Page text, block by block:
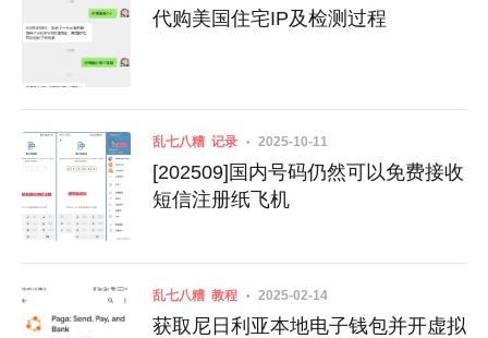
代购美国住宅IP及检测过程
乱七八糟 记录 2025-10-11
[202509]国内号码仍然可以免费接收
短信注册纸飞机
乱七八糟 教程 2025-02-14
获取尼日利亚本地电子钱包并开虚拟